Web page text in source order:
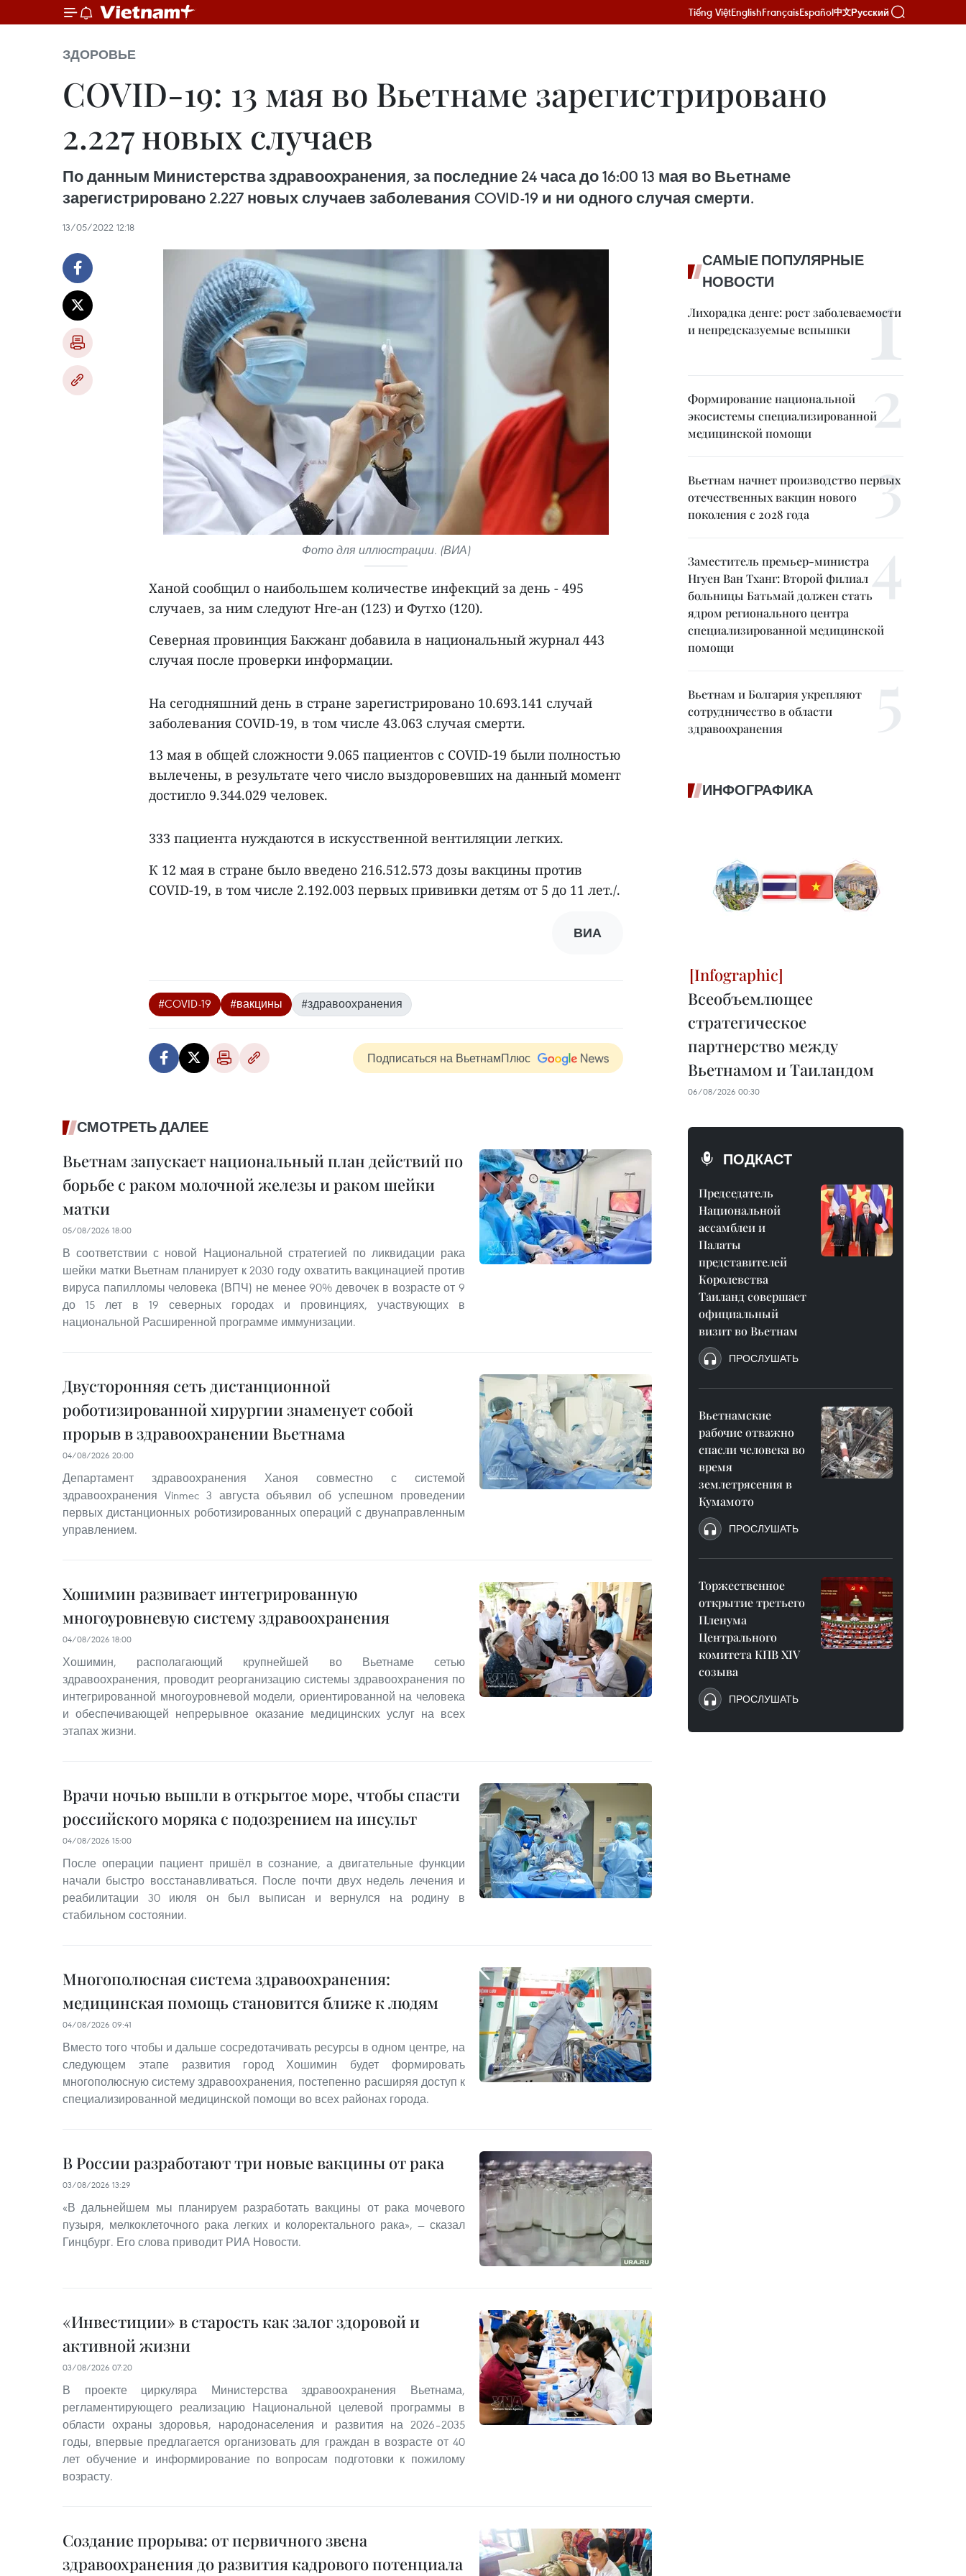
Tiếng ViệtEnglishFrançaisEspañol中文Русский
ЗДОРОВЬЕ
COVID-19: 13 мая во Вьетнаме зарегистрировано
2.227 новых случаев
По данным Министерства здравоохранения, за последние 24 часа до 16:00 13 мая во Вьетнаме
зарегистрировано 2.227 новых случаев заболевания COVID-19 и ни одного случая смерти.
13/05/2022 12:18
Фото для иллюстрации. (ВИА)
Ханой сообщил о наибольшем количестве инфекций за день - 495
случаев, за ним следуют Нге-ан (123) и Футхо (120).
Северная провинция Бакжанг добавила в национальный журнал 443
случая после проверки информации.
На сегодняшний день в стране зарегистрировано 10.693.141 случай
заболевания COVID-19, в том числе 43.063 случая смерти.
13 мая в общей сложности 9.065 пациентов с COVID-19 были полностью
вылечены, в результате чего число выздоровевших на данный момент
достигло 9.344.029 человек.
333 пациента нуждаются в искусственной вентиляции легких.
К 12 мая в стране было введено 216.512.573 дозы вакцины против
COVID-19, в том числе 2.192.003 первых прививки детям от 5 до 11 лет./.
ВИА
#COVID-19 #вакцины #здравоохранения
Подписаться на ВьетнамПлюс
СМОТРЕТЬ ДАЛЕЕ
Вьетнам запускает национальный план действий по
борьбе с раком молочной железы и раком шейки
матки
05/08/2026 18:00
В соответствии с новой Национальной стратегией по ликвидации рака
шейки матки Вьетнам планирует к 2030 году охватить вакцинацией против
вируса папилломы человека (ВПЧ) не менее 90% девочек в возрасте от 9
до 15 лет в 19 северных городах и провинциях, участвующих в
национальной Расширенной программе иммунизации.
Двусторонняя сеть дистанционной
роботизированной хирургии знаменует собой
прорыв в здравоохранении Вьетнама
04/08/2026 20:00
Департамент здравоохранения Ханоя совместно с системой
здравоохранения Vinmec 3 августа объявил об успешном проведении
первых дистанционных роботизированных операций с двунаправленным
управлением.
Хошимин развивает интегрированную
многоуровневую систему здравоохранения
04/08/2026 18:00
Хошимин, располагающий крупнейшей во Вьетнаме сетью
здравоохранения, проводит реорганизацию системы здравоохранения по
интегрированной многоуровневой модели, ориентированной на человека
и обеспечивающей непрерывное оказание медицинских услуг на всех
этапах жизни.
Врачи ночью вышли в открытое море, чтобы спасти
российского моряка с подозрением на инсульт
04/08/2026 15:00
После операции пациент пришёл в сознание, а двигательные функции
начали быстро восстанавливаться. После почти двух недель лечения и
реабилитации 30 июля он был выписан и вернулся на родину в
стабильном состоянии.
Многополюсная система здравоохранения:
медицинская помощь становится ближе к людям
04/08/2026 09:41
Вместо того чтобы и дальше сосредотачивать ресурсы в одном центре, на
следующем этапе развития город Хошимин будет формировать
многополюсную систему здравоохранения, постепенно расширяя доступ к
специализированной медицинской помощи во всех районах города.
В России разработают три новые вакцины от рака
03/08/2026 13:29
«В дальнейшем мы планируем разработать вакцины от рака мочевого
пузыря, мелкоклеточного рака легких и колоректального рака», — сказал
Гинцбург. Его слова приводит РИА Новости.
«Инвестиции» в старость как залог здоровой и
активной жизни
03/08/2026 07:20
В проекте циркуляра Министерства здравоохранения Вьетнама,
регламентирующего реализацию Национальной целевой программы в
области охраны здоровья, народонаселения и развития на 2026–2035
годы, впервые предлагается организовать для граждан в возрасте от 40
лет обучение и информирование по вопросам подготовки к пожилому
возрасту.
Создание прорыва: от первичного звена
здравоохранения до развития кадрового потенциала
САМЫЕ ПОПУЛЯРНЫЕ
НОВОСТИ
Лихорадка денге: рост заболеваемости
и непредсказуемые вспышки
Формирование национальной
экосистемы специализированной
медицинской помощи
Вьетнам начнет производство первых
отечественных вакцин нового
поколения с 2028 года
Заместитель премьер-министра
Нгуен Ван Тханг: Второй филиал
больницы Батьмай должен стать
ядром регионального центра
специализированной медицинской
помощи
Вьетнам и Болгария укрепляют
сотрудничество в области
здравоохранения
ИНФОГРАФИКА
Всеобъемлющее
стратегическое
партнерство между
Вьетнамом и Таиландом
06/08/2026 00:30
ПОДКАСТ
Председатель
Национальной
ассамблеи и
Палаты
представителей
Королевства
Таиланд совершает
официальный
визит во Вьетнам
ПРОСЛУШАТЬ
Вьетнамские
рабочие отважно
спасли человека во
время
землетрясения в
Кумамото
ПРОСЛУШАТЬ
Торжественное
открытие третьего
Пленума
Центрального
комитета КПВ XIV
созыва
ПРОСЛУШАТЬ